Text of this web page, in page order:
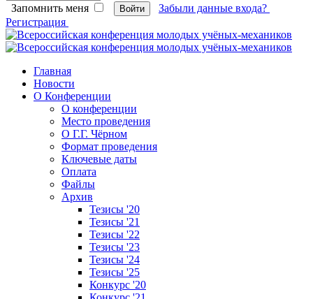
Запомнить меня Войти
Забыли данные входа?
Регистрация
Главная
Новости
О Конференции
О конференции
Место проведения
О Г.Г. Чёрном
Формат проведения
Ключевые даты
Оплата
Файлы
Архив
Тезисы '20
Тезисы '21
Тезисы '22
Тезисы '23
Тезисы '24
Тезисы '25
Конкурс '20